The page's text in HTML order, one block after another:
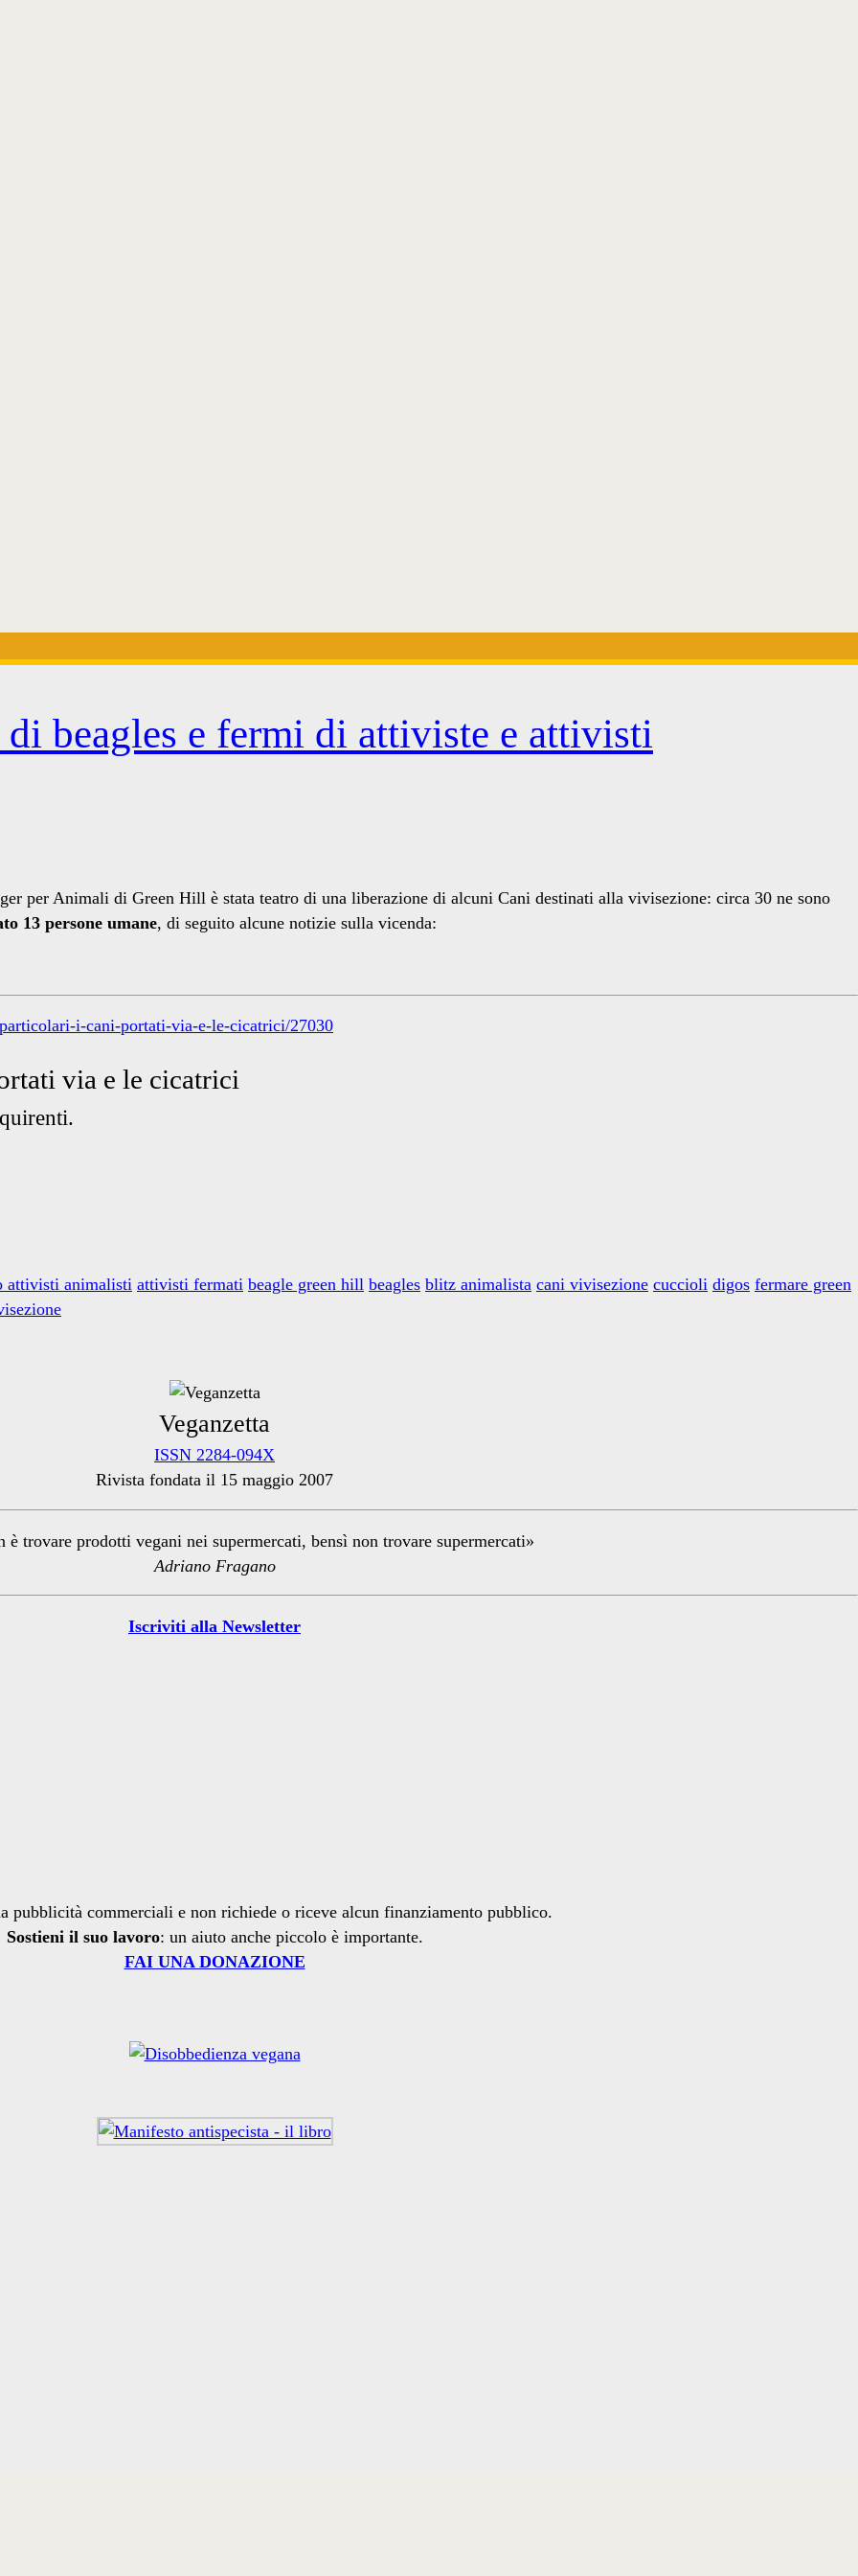
beagles e fermi di attiviste e attivisti
per Animali di Green Hill è stata teatro di una liberazione di alcuni Cani destinati alla vivisezione: circa 30 ne sono
13 persone umane, di seguito alcune notizie sulla vicenda:
i-cani-portati-via-e-le-cicatrici/27030
via e le cicatrici
attivisti animalisti attivisti fermati beagle green hill beagles blitz animalista cani vivisezione cuccioli digos fermare green
Veganzetta
ISSN 2284-094X
Rivista fondata il 15 maggio 2007
è trovare prodotti vegani nei supermercati, bensì non trovare supermercati»
Adriano Fragano
Iscriviti alla Newsletter
pubblicità commerciali e non richiede o riceve alcun finanziamento pubblico.
Sostieni il suo lavoro: un aiuto anche piccolo è importante.
FAI UNA DONAZIONE